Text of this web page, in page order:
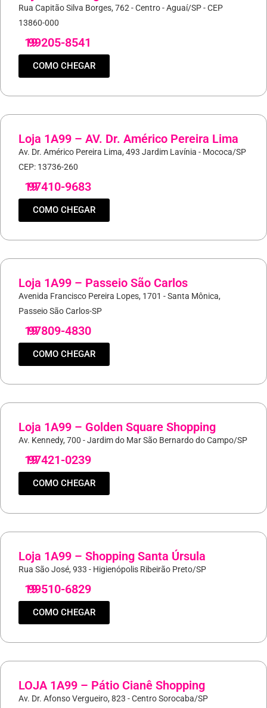
Rua Capitão Silva Borges, 762 - Centro - Aguaí/SP - CEP
13860-000
19
99205-8541
COMO CHEGAR
Loja 1A99 – AV. Dr. Américo Pereira Lima
Av. Dr. Américo Pereira Lima, 493 Jardim Lavínia - Mococa/SP
CEP: 13736-260
19
97410-9683
COMO CHEGAR
Loja 1A99 – Passeio São Carlos
Avenida Francisco Pereira Lopes, 1701 - Santa Mônica,
Passeio São Carlos-SP
19
97809-4830
COMO CHEGAR
Loja 1A99 – Golden Square Shopping
Av. Kennedy, 700 - Jardim do Mar São Bernardo do Campo/SP
19
97421-0239
COMO CHEGAR
Loja 1A99 – Shopping Santa Úrsula
Rua São José, 933 - Higienópolis Ribeirão Preto/SP
19
99510-6829
COMO CHEGAR
LOJA 1A99 – Pátio Cianê Shopping
Av. Dr. Afonso Vergueiro, 823 - Centro Sorocaba/SP